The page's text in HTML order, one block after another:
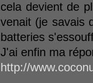
cela devient de
venait (je savais
batteries
J'ai enfin ma
http://